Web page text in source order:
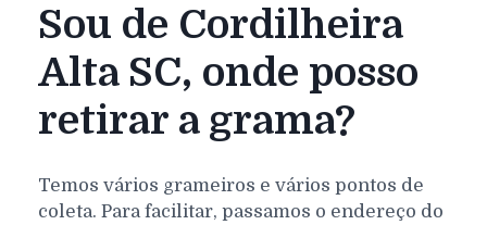
Sou de Cordilheira
Alta SC, onde posso
retirar a grama?
Temos vários grameiros e vários pontos de
coleta. Para facilitar, passamos o endereço do